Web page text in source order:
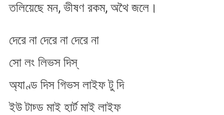
তলিয়েছে মন, ভীষণ রকম, অথৈ জলে।
দেরে না দেরে না দেরে না
সো লং লিভস দিস্
অ্যাণ্ড দিস গিভস লাইফ টু দি
ইউ টাচ্ড মাই হার্ট মাই লাইফ